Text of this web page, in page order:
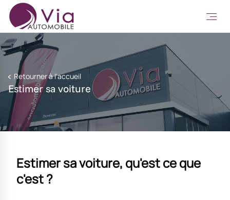
Retourner à l'accueil
Estimer sa voiture
Estimer sa voiture, qu'est ce que
c'est ?